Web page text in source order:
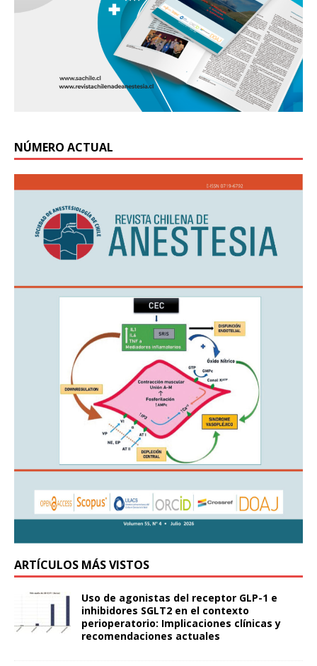
NÚMERO ACTUAL
ARTÍCULOS MÁS VISTOS
Uso de agonistas del receptor GLP-1 e
inhibidores SGLT2 en el contexto
perioperatorio: Implicaciones clínicas y
recomendaciones actuales